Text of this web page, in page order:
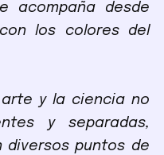
acompaña desde
los colores del
y la ciencia no
y separadas,
diversos puntos de